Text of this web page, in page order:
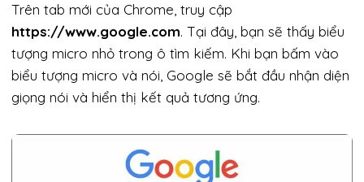
Trên tab mới của Chrome, truy cập
https://www.google.com. Tại đây, bạn sẽ thấy biểu
tượng micro nhỏ trong ô tìm kiếm. Khi bạn bấm vào
biểu tượng micro và nói, Google sẽ bắt đầu nhận diện
giọng nói và hiển thị kết quả tương ứng.